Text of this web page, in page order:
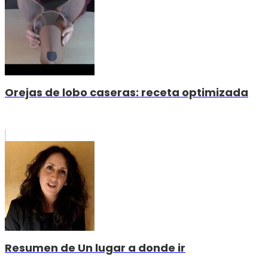
Orejas de lobo caseras: receta optimizada
Resumen de Un lugar a donde ir